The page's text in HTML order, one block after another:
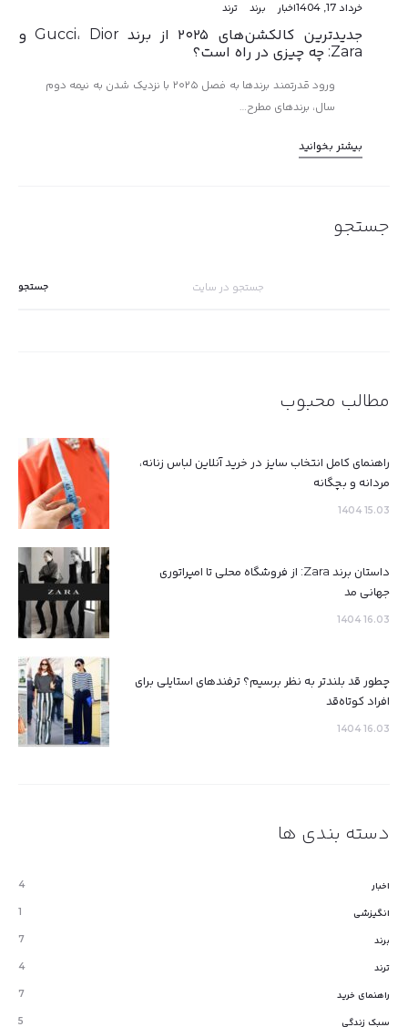
خرداد 17, 1404 اخبار برند ترند
جدیدترین کالکشن‌های ۲۰۲۵ از برند Gucci، Dior و
Zara: چه چیزی در راه است؟
ورود قدرتمند برندها به فصل ۲۰۲۵ با نزدیک شدن به نیمه دوم
سال، برندهای مطرح…
بیشتر بخوانید
جستجو
مطالب محبوب
راهنمای کامل انتخاب سایز در خرید آنلاین لباس زنانه،
مردانه و بچگانه
15.03 1404
داستان برند Zara: از فروشگاه محلی تا امپراتوری
جهانی مد
16.03 1404
چطور قد بلندتر به نظر برسیم؟ ترفندهای استایلی برای
افراد کوتاه‌قد
16.03 1404
دسته بندی ها
اخبار 4
انگیزشی 1
برند 7
ترند 4
راهنمای خرید 7
سبک زندگی 5